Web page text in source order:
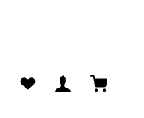
Du hast 0 Produkte